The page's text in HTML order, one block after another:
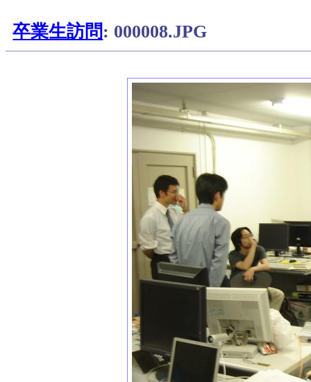
卒業生訪問: 000008.JPG